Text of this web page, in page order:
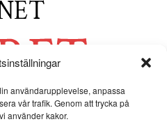
användarupplevelse, anpassa
vår trafik. Genom att trycka på
använder kakor.